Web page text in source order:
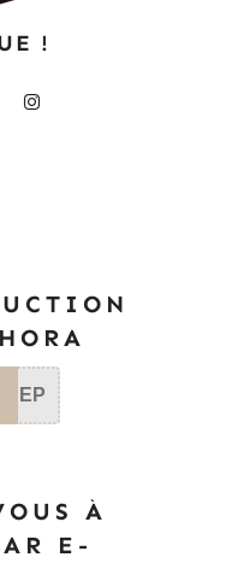
!
SEP
À
E-